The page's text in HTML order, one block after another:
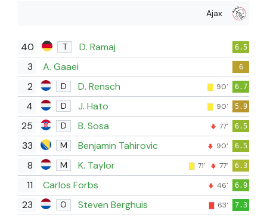
Ajax
40 T D. Ramaj 6.5
3 A. Gaaei 6
2 D D. Rensch 90' 6.7
4 D J. Hato 90' 5.9
25 D B. Sosa 77' 6.5
33 M Benjamin Tahirovic 90' 6.5
8 M K. Taylor 71' 77' 6.3
11 Carlos Forbs 46' 6.9
23 O Steven Berghuis 63' 7.3